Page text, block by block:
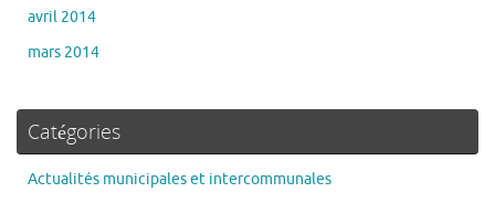
avril 2014
mars 2014
Catégories
Actualités municipales et intercommunales